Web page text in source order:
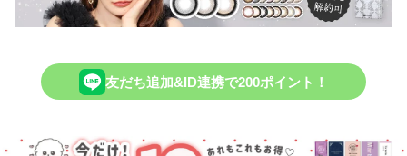
友だち追加&ID連携で200ポイント！